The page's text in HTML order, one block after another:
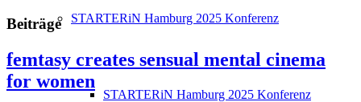
STARTERiN Hamburg 2025 Konferenz
STARTERiN Hamburg 2025 Konferenz
Beiträge
femtasy creates sensual mental cinema
for women